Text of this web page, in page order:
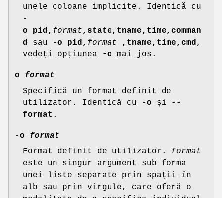
unele coloane implicite. Identică cu
-
o pid, format,state,tname,time,comman
d sau -o pid, format ,tname,time,cmd,
vedeți opțiunea
-o mai jos.
o format
Specifică un format definit de
utilizator. Identică cu
-o și
--
format .
-o format
Format definit de utilizator. format
este un singur argument sub forma
unei liste separate prin spații în
alb sau prin virgule, care oferă o